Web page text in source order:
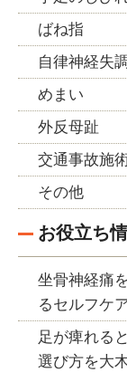
ばね指
自律神経失
めまい
外反母趾
交通事故施
その他
お役立ち
坐骨神経痛
るセルフケ
足が痺れる
選び方を大